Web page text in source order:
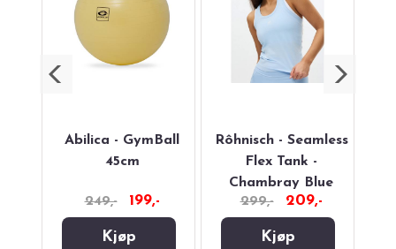
Abilica - GymBall
45cm
249,- 199,-
Kjøp
Rôhnisch - Seamless
Flex Tank -
Chambray Blue
299,-
209,-
Kjøp